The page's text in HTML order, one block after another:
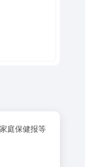
庭保健报等